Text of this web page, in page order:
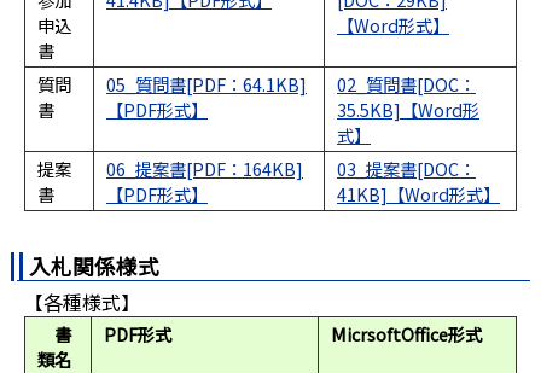
申込
書
質問
書
05_質問書[PDF：64.1KB]
02_質問書[DOC：
35.5KB]
提案
書
06_提案書[PDF：164KB]
03_提案書[DOC：
41KB]
入札関係様式
【各種様式】
書
類名
PDF形式 MicrsoftOffice形式